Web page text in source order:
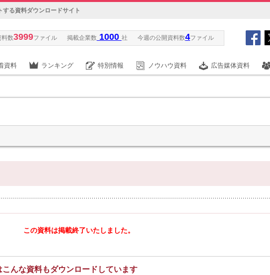
る資料ダウンロードサイト
料数3999ファイル 掲載企業数 1000 社 今週の公開資料数4ファイル
資料 ランキング 特別情報 ノウハウ資料 広告媒体資料
この資料は掲載終了いたしました。
んな資料もダウンロードしています